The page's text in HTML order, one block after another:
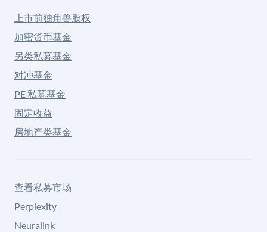
上市前独角兽股权
加密货币基金
另类私募基金
对冲基金
PE 私募基金
固定收益
房地产类基金
查看私募市场
Perplexity
Neuralink